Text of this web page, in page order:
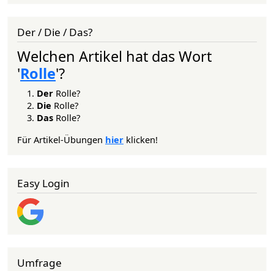
Der / Die / Das?
Welchen Artikel hat das Wort
'Rolle'?
Der Rolle?
Die Rolle?
Das Rolle?
Für Artikel-Übungen hier klicken!
Easy Login
Umfrage